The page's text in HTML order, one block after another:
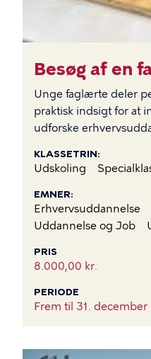
Besøg af en
Unge faglærte deler
praktisk indsigt for at
udforske
KLASSETRIN
Udskoling
EMNER
Erhvervsuddannelse
Uddannelse og Job
PRIS
8.000,00 kr.
PERIODE
Frem til 31.